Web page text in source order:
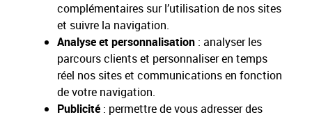
complémentaires sur l’utilisation de nos sites
et suivre la navigation.
Analyse et personnalisation : analyser les
parcours clients et personnaliser en temps
réel nos sites et communications en fonction
de votre navigation.
Publicité : permettre de vous adresser des
Applications La Poste
Restons connectés